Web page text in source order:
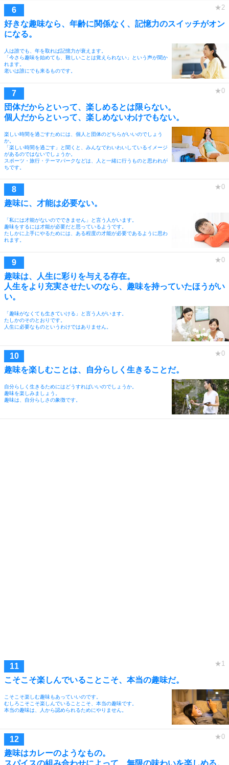
好きな趣味なら、年齢に関係なく、記憶力のスイッチがオン
になる。
人は誰でも、年を取れば記憶力が衰えます。
「今さら趣味を始めても、難しいことは覚えられない」という声が聞か
れます。
老いは誰にでも来るものです。
団体だからといって、楽しめるとは限らない。
個人だからといって、楽しめないわけでもない。
楽しい時間を過ごすためには、個人と団体のどちらがいいのでしょう
か。
「楽しい時間を過ごす」と聞くと、みんなでわいわいしているイメージ
があるのではないでしょうか。
スポーツ・旅行・テーマパークなどは、人と一緒に行うものと思われが
ちです。
趣味に、才能は必要ない。
「私には才能がないのでできません」と言う人がいます。
趣味をするには才能が必要だと思っているようです。
たしかに上手にやるためには、ある程度の才能が必要であるように思わ
れます。
趣味は、人生に彩りを与える存在。
人生をより充実させたいのなら、趣味を持っていたほうがい
い。
「趣味がなくても生きていける」と言う人がいます。
たしかのそのとおりです。
人生に必要なものというわけではありません。
趣味を楽しむことは、自分らしく生きることだ。
自分らしく生きるためにはどうすればいいのでしょうか。
趣味を楽しみましょう。
趣味は、自分らしさの象徴です。
こそこそ楽しんでいることこそ、本当の趣味だ。
こそこそ楽しむ趣味もあっていいのです。
むしろこそこそ楽しんでいることこそ、本当の趣味です。
本当の趣味は、人から認められるためにやりません。
趣味はカレーのようなもの。
スパイスの組み合わせによって、無限の味わいを楽しめる。